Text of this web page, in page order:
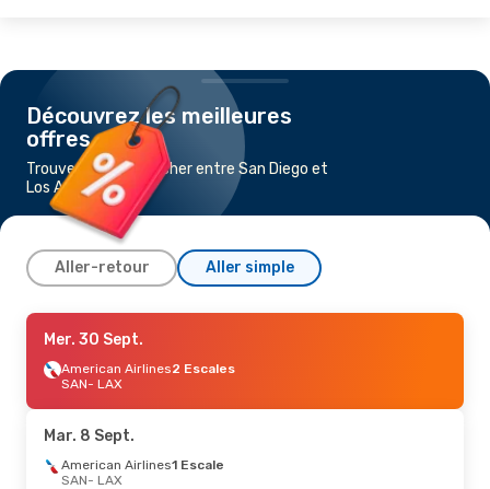
Découvrez les meilleures
offres
Trouvez un vol pas cher entre San Diego et
Los Angeles
Aller-retour Aller simple
Sam. 29 Août
Frontier Airlines1 Escale
SAN- LAX
LAX- SAN
Mar. 8 Sept.- Mar. 15 Sept.
Mer. 30 Sept.
American Airlines2 Escales
SAN- LAX
Mar. 8 Sept.
American Airlines1 Escale
SAN- LAX